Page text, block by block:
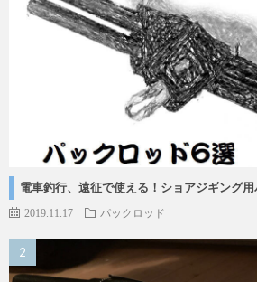
電車釣行、遠征で使える！ショアジギング
2019.11.17 パックロッド